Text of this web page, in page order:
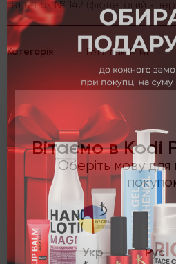
Вітаємо в Kodi
Оберіть мову
Укр Рус
Гель-лак № 142 (фіолетовий з
Категорія Гель лак 12 мл
-